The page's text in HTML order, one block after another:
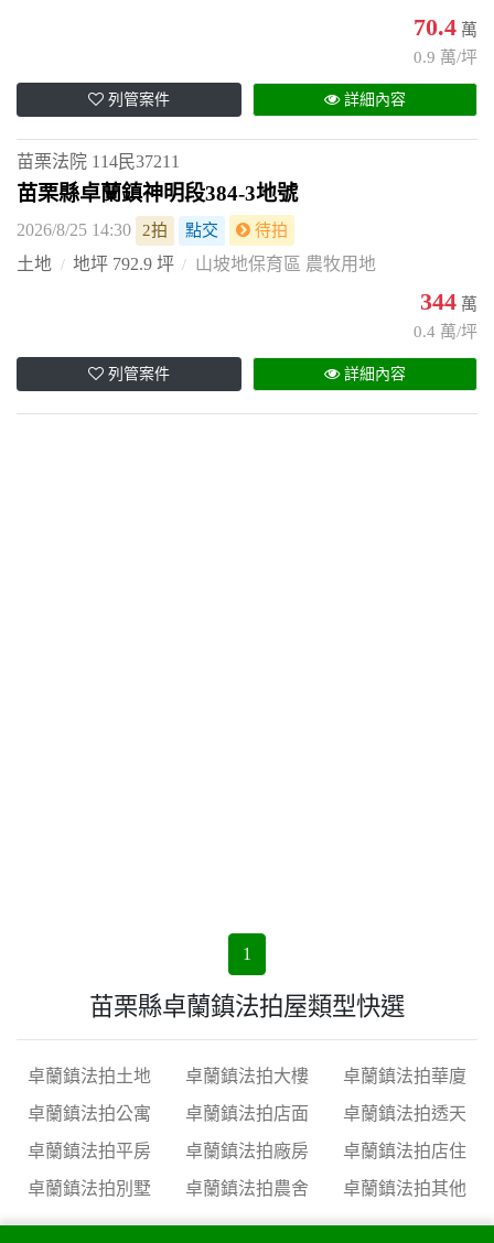
70.4 萬
0.9 萬/坪
列管案件 詳細內容
苗栗法院 114民37211
苗栗縣卓蘭鎮神明段384-3地號
2026/8/25 14:30 2拍 點交 待拍
土地 地坪 792.9 坪 山坡地保育區 農牧用地
344 萬
0.4 萬/坪
列管案件 詳細內容
1
苗栗縣卓蘭鎮法拍屋類型快選
卓蘭鎮法拍土地 卓蘭鎮法拍大樓
卓蘭鎮法拍華廈
卓蘭鎮法拍公寓
卓蘭鎮法拍店面
卓蘭鎮法拍透天
卓蘭鎮法拍平房
卓蘭鎮法拍廠房
卓蘭鎮法拍店住
卓蘭鎮法拍別墅
卓蘭鎮法拍農舍 卓蘭鎮法拍其他